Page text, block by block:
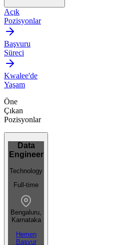
Açık
Pozisyonlar
Başvuru
Süreci
Kwalee'de
Yaşam
Öne
Çıkan
Pozisyonlar
Data
Engineer
Technology
Full-time
Bengaluru,
Karnataka
Hemen
Başvur